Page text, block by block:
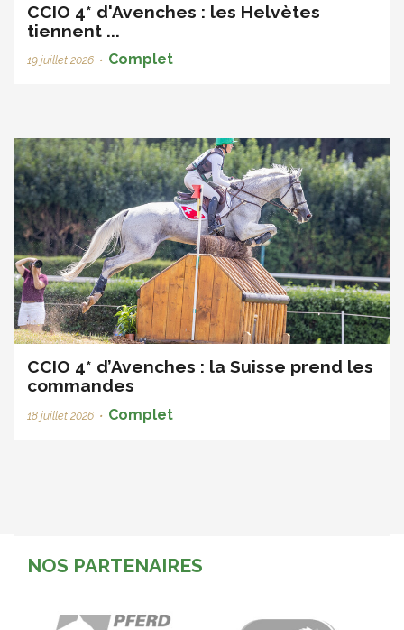
CCIO 4* d'Avenches : les Helvètes
tiennent ...
19 juillet 2026 • Complet
CCIO 4* d’Avenches : la Suisse prend les
commandes
18 juillet 2026 • Complet
NOS PARTENAIRES